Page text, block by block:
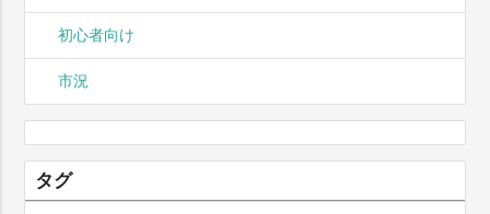
初心者向け
市況
タグ